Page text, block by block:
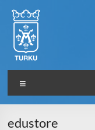
content
edustore